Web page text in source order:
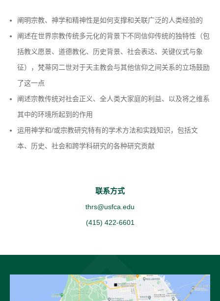
阐明宗教、神学和精神性是如何支撑和关联广泛的人类经验的
阐述在世界宗教传统多元化的背景下不同信仰传统的独特性（包
括教义愿景、道德教化、历史背景、社会表达、关键仪式与象
征），梵蒂冈二世对于天主教会与其他信仰之间关系的立场鼓励
了这一点
阐述宗教传统对社会正义、全人类大家庭的利益、以及将之维系
其中的环境所起到的作用
运用神学和/或宗教研究特有的学术方法和实践知识，包括文
本、历史、社会和跨学科研究的各种研究贡献
联系方式
thrs@usfca.edu
(415) 422-6601